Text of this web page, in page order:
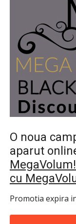
O noua
aparut
cu
Promotia expira